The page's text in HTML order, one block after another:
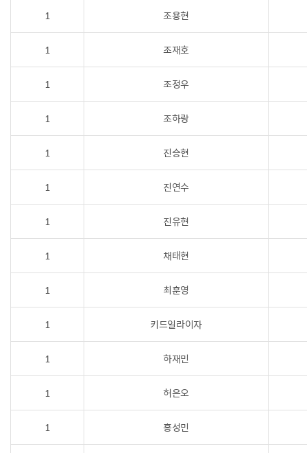
1 조용현
1 조재호
1 조정우
1 조하랑
1 진승현
1 진연수
1 진유현
1 채태현
1 최훈영
1 키드일라이자
1 하재민
1 허은오
1 홍성민